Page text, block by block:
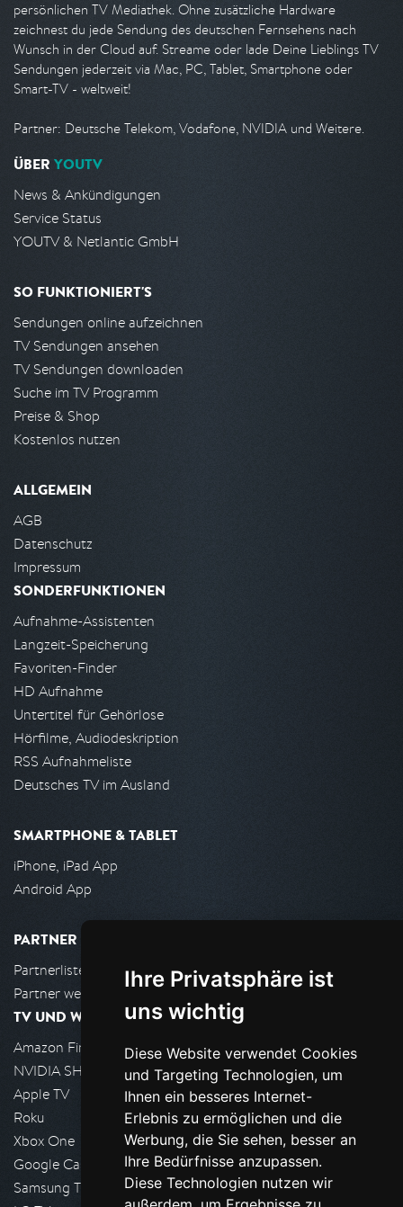
Ihre Privatsphäre ist
uns wichtig
Diese Website verwendet Cookies
und Targeting Technologien, um
Ihnen ein besseres Internet-
Erlebnis zu ermöglichen und die
Werbung, die Sie sehen, besser an
Ihre Bedürfnisse anzupassen.
Diese Technologien nutzen wir
persönlichen TV Mediathek. Ohne zusätzliche Hardware
zeichnest du jede Sendung des deutschen Fernsehens nach
Wunsch in der Cloud auf. Streame oder lade Deine Lieblings TV
Sendungen jederzeit via Mac, PC, Tablet, Smartphone oder
Smart-TV - weltweit!
Partner: Deutsche Telekom, Vodafone, NVIDIA und Weitere.
ÜBER YOUTV
News & Ankündigungen
Service Status
YOUTV & Netlantic GmbH
SO FUNKTIONIERT'S
Sendungen online aufzeichnen
TV Sendungen ansehen
TV Sendungen downloaden
Suche im TV Programm
Preise & Shop
Kostenlos nutzen
ALLGEMEIN
AGB
Datenschutz
Impressum
SONDERFUNKTIONEN
Aufnahme-Assistenten
Langzeit-Speicherung
Favoriten-Finder
HD Aufnahme
Untertitel für Gehörlose
Hörfilme, Audiodeskription
RSS Aufnahmeliste
Deutsches TV im Ausland
SMARTPHONE & TABLET
iPhone, iPad App
Android App
PARTNER
Partnerliste
Partner werden
TV UND WOHNZIMMER
Amazon FireTV
NVIDIA SHIELD, Google TV
Apple TV
Roku
Xbox One
Google Cast
Samsung TV